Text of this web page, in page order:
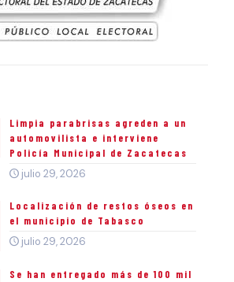
Limpia parabrisas agreden a un
automovilista e interviene
Policía Municipal de Zacatecas
julio 29, 2026
Localización de restos óseos en
el municipio de Tabasco
julio 29, 2026
Se han entregado más de 100 mil